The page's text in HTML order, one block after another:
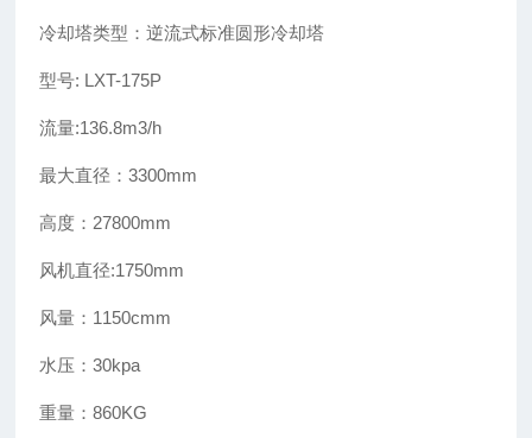
冷却塔类型：逆流式标准圆形冷却塔
型号: LXT-175P
流量:136.8m3/h
最大直径：3300mm
高度：27800mm
风机直径:1750mm
风量：1150cmm
水压：30kpa
重量：860KG